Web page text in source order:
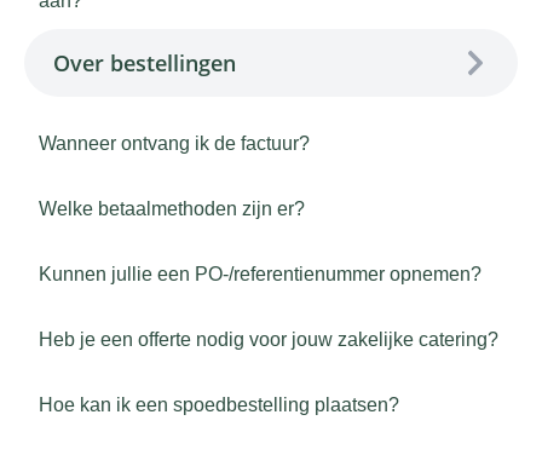
Over bestellingen
Wanneer ontvang ik de factuur?
Welke betaalmethoden zijn er?
Kunnen jullie een PO-/referentienummer opnemen?
Heb je een offerte nodig voor jouw zakelijke catering?
Hoe kan ik een spoedbestelling plaatsen?